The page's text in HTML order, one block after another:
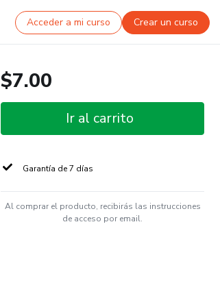
Acceder a mi curso Crear un curso
$7.00
Ir al carrito
Garantía de 7 días
Al comprar el producto, recibirás las instrucciones
de acceso por email.